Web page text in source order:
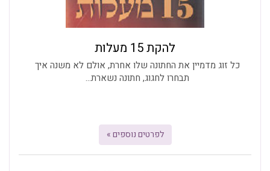
להקת 15 מעלות
כל זוג מדמיין את החתונה שלו אחרת, אולם לא משנה איך
תבחרו לחגוג, חתונה נשארת...
לפרטים נוספים »